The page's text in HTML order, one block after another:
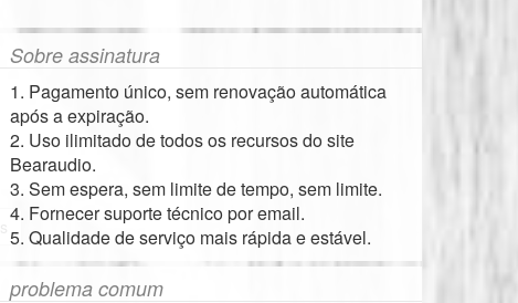
Sobre assinatura
1. Pagamento único, sem renovação automática
após a expiração.
2. Uso ilimitado de todos os recursos do site
Bearaudio.
3. Sem espera, sem limite de tempo, sem limite.
4. Fornecer suporte técnico por email.
5. Qualidade de serviço mais rápida e estável.
problema comum